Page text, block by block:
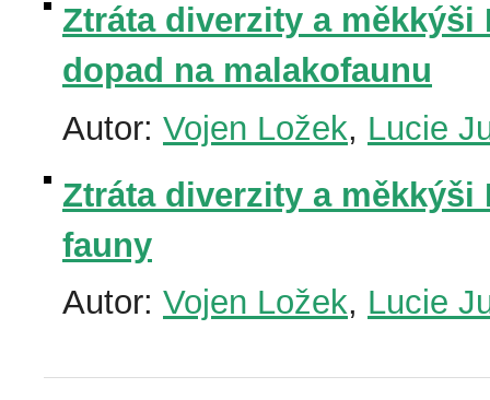
Ztráta diverzity a
dopad na malakofaunu
Autor: Vojen Ložek, Lucie
Ztráta diverzity a
fauny
Autor: Vojen Ložek, Lucie